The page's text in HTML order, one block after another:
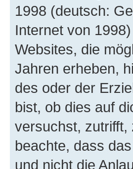
1998 (deutsch:
Internet von
Websites, die
Jahren erheben,
des oder der
bist, ob dies auf
versuchst, zutrifft,
beachte, dass
und nicht die